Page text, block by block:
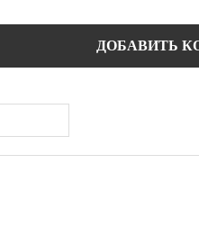
ДОБАВИТЬ